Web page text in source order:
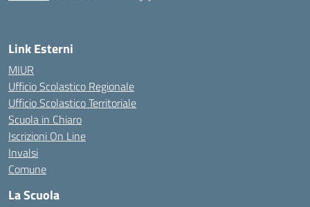
Link Esterni
MIUR
Ufficio Scolastico Regionale
Ufficio Scolastico Territoriale
Scuola in Chiaro
Iscrizioni On Line
Invalsi
Comune
La Scuola